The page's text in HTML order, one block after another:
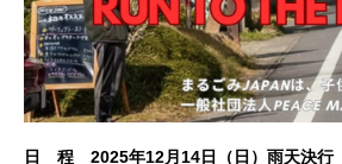
日 程 2025年12月14日（日）雨天決行